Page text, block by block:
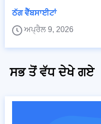
ਠੱਗ ਵੈੱਬਸਾਈਟਾਂ
ਅਪ੍ਰੈਲ 9, 2026
ਸਭ ਤੋਂ ਵੱਧ ਦੇਖੇ ਗਏ